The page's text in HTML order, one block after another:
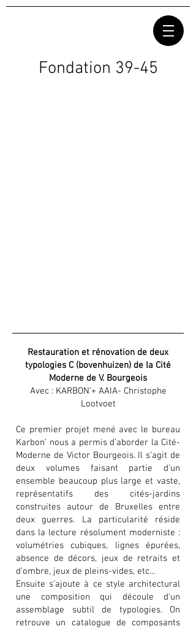
Fondation 39-45
Restauration et rénovation de deux
typologies C (bovenhuizen) de la Cité
Moderne de V. Bourgeois
Avec : KARBON'+ AAIA- Christophe
Lootvoet
Ce premier projet mené avec le bureau
Karbon’ nous a permis d’aborder la Cité-
Moderne de Victor Bourgeois. Il s’agit de
deux volumes faisant partie d’un
ensemble beaucoup plus large et vaste,
représentatifs des cités-jardins
construites autour de Bruxelles entre
deux guerres. La particularité réside
dans la lecture résolument moderniste :
volumétries cubiques, lignes épurées,
absence de décors, jeux de retraits et
d’ombre, jeux de pleins-vides, etc…
Ensuite s’ajoute à ce style architectural
une composition qui découle d'un
assemblage subtil de typologies. On
retrouve un catalogue de composants